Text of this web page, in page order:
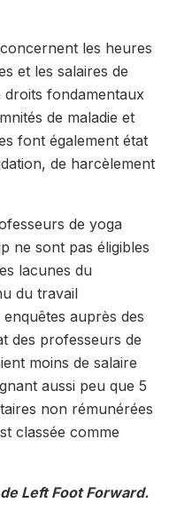
les heures
et les salaires de
droits fondamentaux
de maladie et
font également état
de harcèlement
de yoga
ne sont pas éligibles
lacunes du
du travail
auprès des
des professeurs de
moins de salaire
aussi peu que 5
non rémunérées
classée comme
Left Foot Forward.